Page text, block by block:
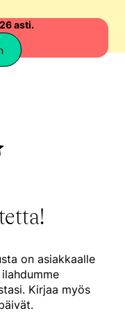
asti.
on asiakkaalle
Kirjaa myös